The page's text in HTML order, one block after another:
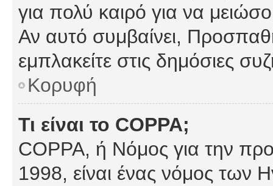
για πολύ καιρό για να
Αν αυτό συμβαίνει,
εμπλακείτε στις δημόσιες
Κορυφή
Τι είναι το COPPA;
COPPA, ή Νόμος για την
1998, είναι ένας νόμος των